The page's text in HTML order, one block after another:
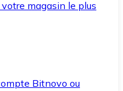
magasin le plus
Bitnovo ou